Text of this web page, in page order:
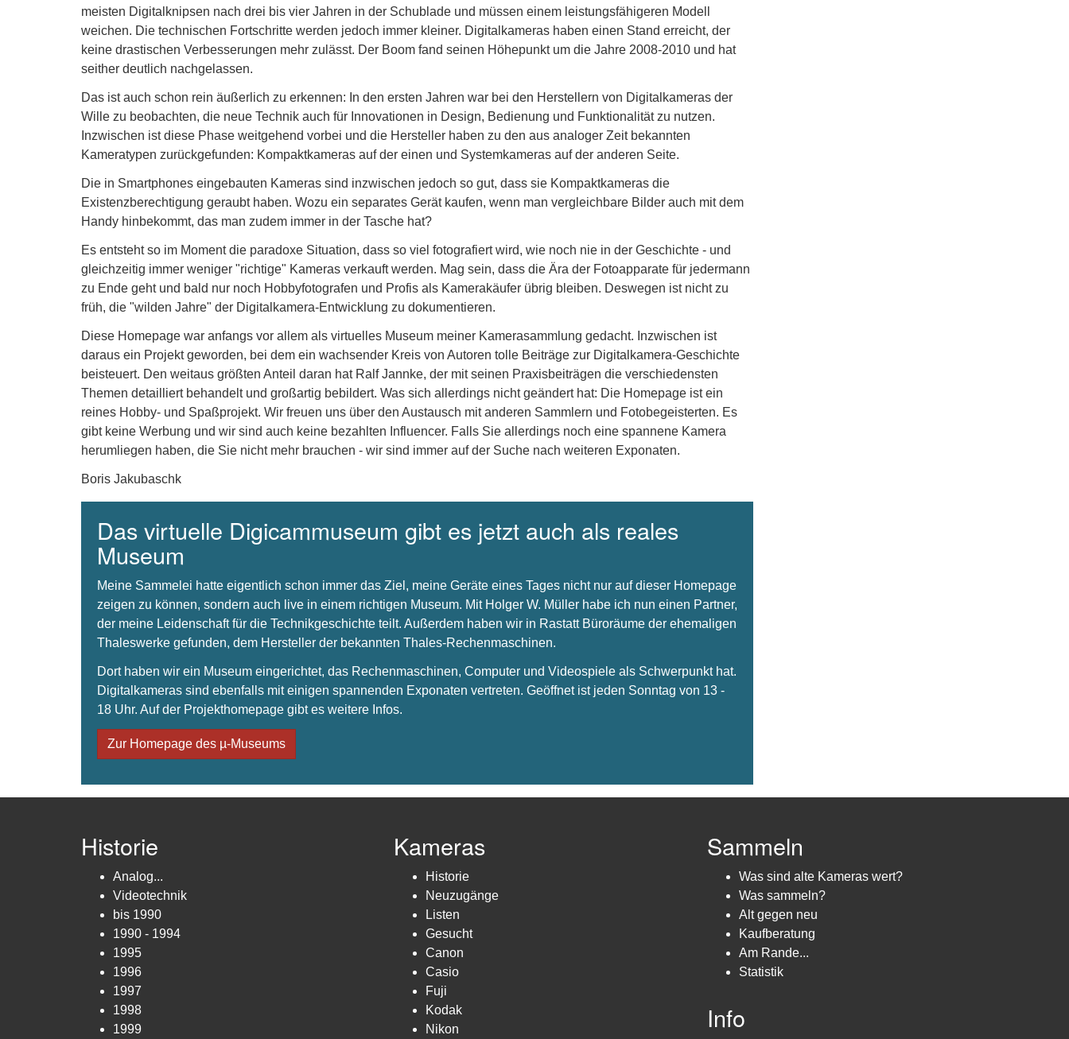
meisten Digitalknipsen nach drei bis vier Jahren in der Schublade und müssen einem leistungsfähigeren Modell
weichen. Die technischen Fortschritte werden jedoch immer kleiner. Digitalkameras haben einen Stand erreicht, der
keine drastischen Verbesserungen mehr zulässt. Der Boom fand seinen Höhepunkt um die Jahre 2008-2010 und hat
seither deutlich nachgelassen.
Das ist auch schon rein äußerlich zu erkennen: In den ersten Jahren war bei den Herstellern von Digitalkameras der
Wille zu beobachten, die neue Technik auch für Innovationen in Design, Bedienung und Funktionalität zu nutzen.
Inzwischen ist diese Phase weitgehend vorbei und die Hersteller haben zu den aus analoger Zeit bekannten
Kameratypen zurückgefunden: Kompaktkameras auf der einen und Systemkameras auf der anderen Seite.
Die in Smartphones eingebauten Kameras sind inzwischen jedoch so gut, dass sie Kompaktkameras die
Existenzberechtigung geraubt haben. Wozu ein separates Gerät kaufen, wenn man vergleichbare Bilder auch mit dem
Handy hinbekommt, das man zudem immer in der Tasche hat?
Es entsteht so im Moment die paradoxe Situation, dass so viel fotografiert wird, wie noch nie in der Geschichte - und
gleichzeitig immer weniger "richtige" Kameras verkauft werden. Mag sein, dass die Ära der Fotoapparate für jedermann
zu Ende geht und bald nur noch Hobbyfotografen und Profis als Kamerakäufer übrig bleiben. Deswegen ist nicht zu
früh, die "wilden Jahre" der Digitalkamera-Entwicklung zu dokumentieren.
Diese Homepage war anfangs vor allem als virtuelles Museum meiner Kamerasammlung gedacht. Inzwischen ist
daraus ein Projekt geworden, bei dem ein wachsender Kreis von Autoren tolle Beiträge zur Digitalkamera-Geschichte
beisteuert. Den weitaus größten Anteil daran hat Ralf Jannke, der mit seinen Praxisbeiträgen die verschiedensten
Themen detailliert behandelt und großartig bebildert. Was sich allerdings nicht geändert hat: Die Homepage ist ein
reines Hobby- und Spaßprojekt. Wir freuen uns über den Austausch mit anderen Sammlern und Fotobegeisterten. Es
gibt keine Werbung und wir sind auch keine bezahlten Influencer. Falls Sie allerdings noch eine spannene Kamera
herumliegen haben, die Sie nicht mehr brauchen - wir sind immer auf der Suche nach weiteren Exponaten.
Boris Jakubaschk
Das virtuelle Digicammuseum gibt es jetzt auch als reales
Museum
Meine Sammelei hatte eigentlich schon immer das Ziel, meine Geräte eines Tages nicht nur auf dieser Homepage
zeigen zu können, sondern auch live in einem richtigen Museum. Mit Holger W. Müller habe ich nun einen Partner,
der meine Leidenschaft für die Technikgeschichte teilt. Außerdem haben wir in Rastatt Büroräume der ehemaligen
Thaleswerke gefunden, dem Hersteller der bekannten Thales-Rechenmaschinen.
Dort haben wir ein Museum eingerichtet, das Rechenmaschinen, Computer und Videospiele als Schwerpunkt hat.
Digitalkameras sind ebenfalls mit einigen spannenden Exponaten vertreten. Geöffnet ist jeden Sonntag von 13 -
18 Uhr. Auf der Projekthomepage gibt es weitere Infos.
Zur Homepage des µ-Museums
Historie
Analog...
Videotechnik
bis 1990
1990 - 1994
1995
1996
1997
1998
1999
Kameras
Historie
Neuzugänge
Listen
Gesucht
Canon
Casio
Fuji
Kodak
Nikon
Sammeln
Was sind alte Kameras wert?
Was sammeln?
Alt gegen neu
Kaufberatung
Am Rande...
Statistik
Info